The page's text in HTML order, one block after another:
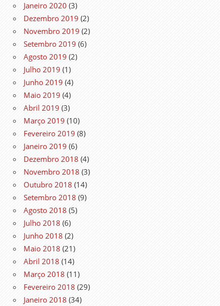
Janeiro 2020 (3)
Dezembro 2019 (2)
Novembro 2019 (2)
Setembro 2019 (6)
Agosto 2019 (2)
Julho 2019 (1)
Junho 2019 (4)
Maio 2019 (4)
Abril 2019 (3)
Março 2019 (10)
Fevereiro 2019 (8)
Janeiro 2019 (6)
Dezembro 2018 (4)
Novembro 2018 (3)
Outubro 2018 (14)
Setembro 2018 (9)
Agosto 2018 (5)
Julho 2018 (6)
Junho 2018 (2)
Maio 2018 (21)
Abril 2018 (14)
Março 2018 (11)
Fevereiro 2018 (29)
Janeiro 2018 (34)